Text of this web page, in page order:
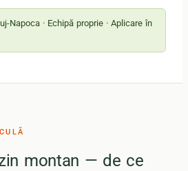
Napoca · Echipă proprie · Aplicare în
montan — de ce